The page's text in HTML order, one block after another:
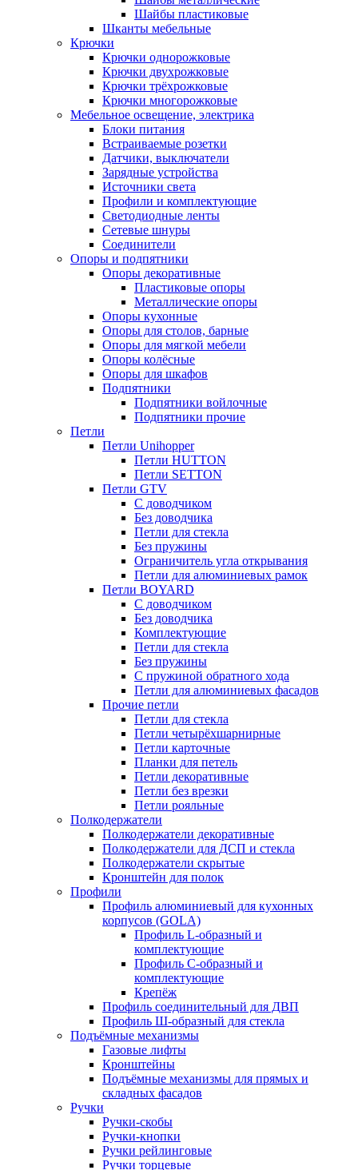
Шайбы пластиковые
Шканты мебельные
Крючки
Крючки однорожковые
Крючки двухрожковые
Крючки трёхрожковые
Крючки многорожковые
Мебельное освещение, электрика
Блоки питания
Встраиваемые розетки
Датчики, выключатели
Зарядные устройства
Источники света
Профили и комплектующие
Светодиодные ленты
Сетевые шнуры
Соединители
Опоры и подпятники
Опоры декоративные
Пластиковые опоры
Металлические опоры
Опоры кухонные
Опоры для столов, барные
Опоры для мягкой мебели
Опоры колёсные
Опоры для шкафов
Подпятники
Подпятники войлочные
Подпятники прочие
Петли
Петли Unihopper
Петли HUTTON
Петли SETTON
Петли GTV
С доводчиком
Без доводчика
Петли для стекла
Без пружины
Ограничитель угла открывания
Петли для алюминиевых рамок
Петли BOYARD
С доводчиком
Без доводчика
Комплектующие
Петли для стекла
Без пружины
С пружиной обратного хода
Петли для алюминиевых фасадов
Прочие петли
Петли для стекла
Петли четырёхшарнирные
Петли карточные
Планки для петель
Петли декоративные
Петли без врезки
Петли рояльные
Полкодержатели
Полкодержатели декоративные
Полкодержатели для ДСП и стекла
Полкодержатели скрытые
Кронштейн для полок
Профили
Профиль алюминиевый для кухонных
корпусов (GOLA)
Профиль L-образный и
комплектующие
Профиль C-образный и
комплектующие
Крепёж
Профиль соединительный для ДВП
Профиль Ш-образный для стекла
Подъёмные механизмы
Газовые лифты
Кронштейны
Подъёмные механизмы для прямых и
складных фасадов
Ручки
Ручки-скобы
Ручки-кнопки
Ручки рейлинговые
Ручки торцевые